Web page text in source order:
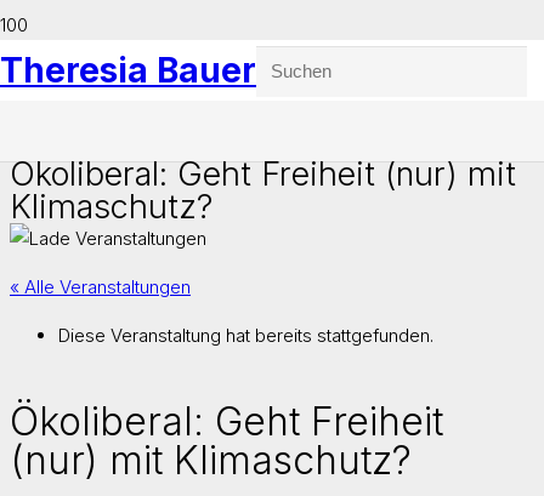
Theresia Bauer
Ökoliberal: Geht Freiheit (nur) mit
Klimaschutz?
« Alle Veranstaltungen
Diese Veranstaltung hat bereits stattgefunden.
Ökoliberal: Geht Freiheit
(nur) mit Klimaschutz?